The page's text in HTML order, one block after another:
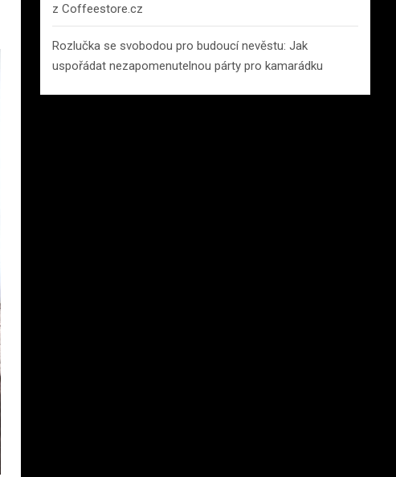
z Coffeestore.cz
Rozlučka se svobodou pro budoucí nevěstu: Jak
uspořádat nezapomenutelnou párty pro kamarádku